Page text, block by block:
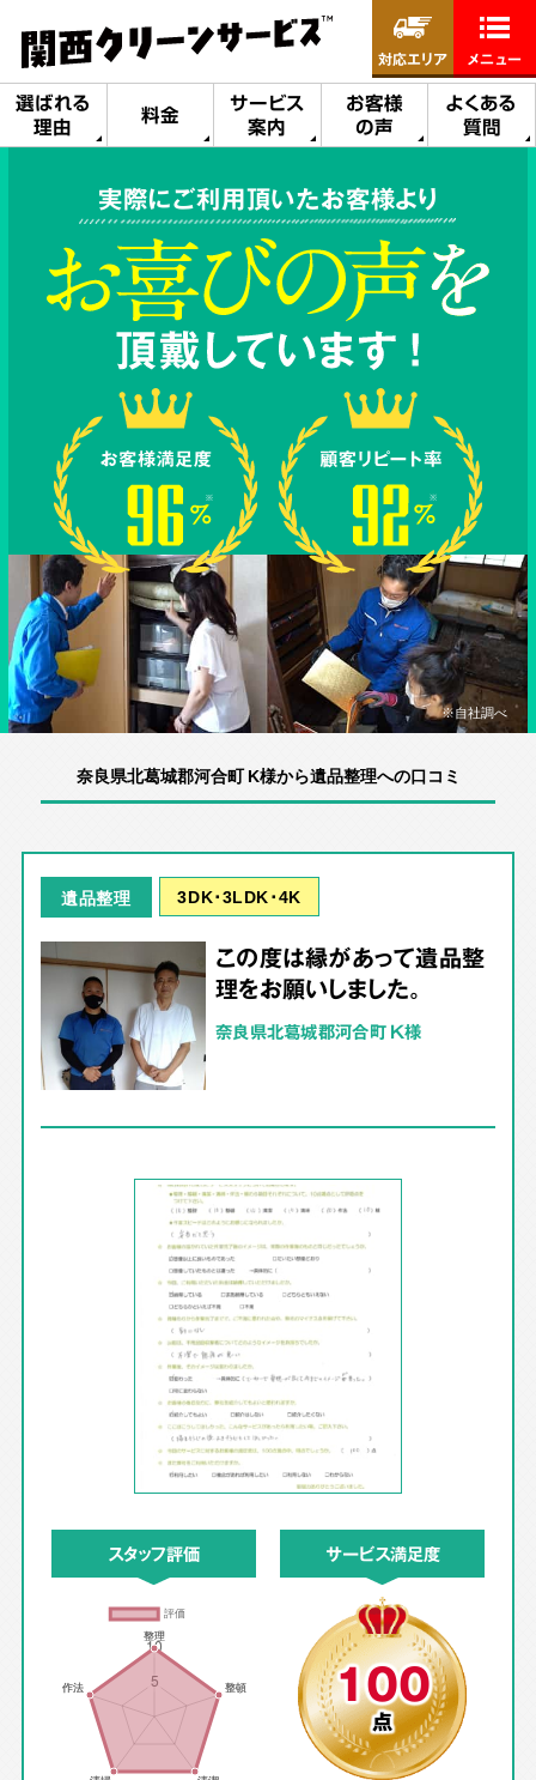
選ばれる
理由
料金
サービス
案内
お客様
の声
よくある
質問
対応エリア メニュー
実際にご利用頂いたお客様より
※自社調べ
奈良県北葛城郡河合町 K様から遺品整理への口コミ
遺品整理 3DK･3LDK･4K
この度は縁があって遺品整
理をお願いしました。
奈良県北葛城郡河合町 K様
スタッフ評価 サービス満足度
100
点